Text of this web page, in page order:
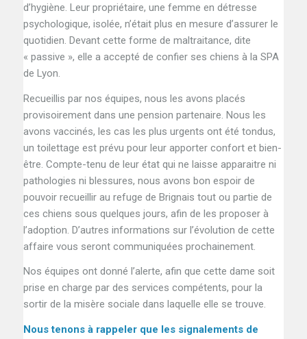
d’hygiène. Leur propriétaire, une femme en détresse
psychologique, isolée, n’était plus en mesure d’assurer le
quotidien. Devant cette forme de maltraitance, dite
« passive », elle a accepté de confier ses chiens à la SPA
de Lyon.
Recueillis par nos équipes, nous les avons placés
provisoirement dans une pension partenaire. Nous les
avons vaccinés, les cas les plus urgents ont été tondus,
un toilettage est prévu pour leur apporter confort et bien-
être. Compte-tenu de leur état qui ne laisse apparaitre ni
pathologies ni blessures, nous avons bon espoir de
pouvoir recueillir au refuge de Brignais tout ou partie de
ces chiens sous quelques jours, afin de les proposer à
l’adoption. D’autres informations sur l’évolution de cette
affaire vous seront communiquées prochainement.
Nos équipes ont donné l’alerte, afin que cette dame soit
prise en charge par des services compétents, pour la
sortir de la misère sociale dans laquelle elle se trouve.
Nous tenons à rappeler que les signalements de